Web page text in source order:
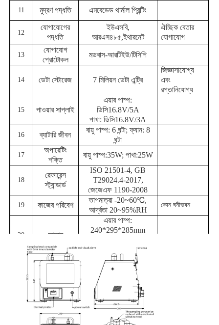
11 মুদ্রণ পদ্ধতি এমবেডেড থার্মাল প্রিন্টিং
12
যোগাযোগের
পদ্ধতি
ইউএসবি,
আরএস৪৮৫,ইথারনেট
ঐচ্ছিক বেতার
যোগাযোগ
13
যোগাযোগ
প্রোটোকল
মডবাস-আরটিইউ/টিসিপি
14 ডেটা স্টোরেজ 7 মিলিয়ন ডেটা এন্ট্রি
জিজ্ঞাসাযোগ্য
এবং
রপ্তানিযোগ্য
15 পাওয়ার সাপ্লাই
এয়ার পাম্প:
ডিসি16.8V/5A
পাখা: ডিসি16.8V/3A
16 ব্যাটারি জীবন
বায়ু পাম্প: 6 ঘন্টা; ফ্যান: 8
ঘন্টা
17
অপারেটিং
শক্তি
বায়ু পাম্প:35W; পাখা:25W
18
রেফারেন্স
স্ট্যান্ডার্ড
ISO 21501-4, GB
T29024.4-2017,
জেজেএফ 1190-2008
19 কাজের পরিবেশ
তাপমাত্রা -20~60℃,
আর্দ্রতা 20~95%RH
কোন ঘনীভবন
20 আকার
এয়ার পাম্প:
240*295*285mm
ওজন
বায়ু পাম্প:7কেজি; পাখা:
কেজি